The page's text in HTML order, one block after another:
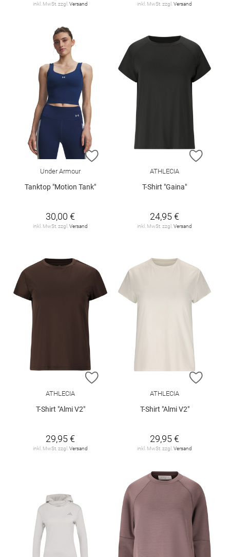
inkl. MwSt. zzgl. Versand inkl. MwSt. zzgl. Versand
ZUR WUNSCHLISTE HINZUFÜGEN
Under Armour
Tanktop "Motion Tank"
30,00 €
inkl. MwSt. zzgl. Versand
ZUR
ATHLECIA
T-Shirt "Gaina"
24,95 €
inkl. MwSt. zzgl. Versand
ZUR WUNSCHLISTE HINZUFÜGEN
ATHLECIA
T-Shirt "Almi V2"
29,95 €
inkl. MwSt. zzgl. Versand
ZUR
ATHLECIA
T-Shirt "Almi V2"
29,95 €
inkl. MwSt. zzgl. Versand